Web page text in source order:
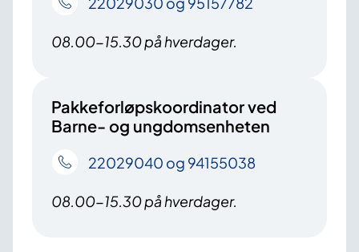
08.00-15.30 på hverdager.
Pakkeforløpskoordinator ved
Barne- og ungdomsenheten
22029040 og 94155038
08.00-15.30 på hverdager.